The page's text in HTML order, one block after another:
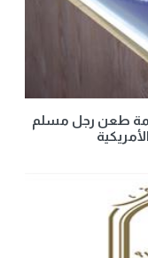
طعن رجل مسلم